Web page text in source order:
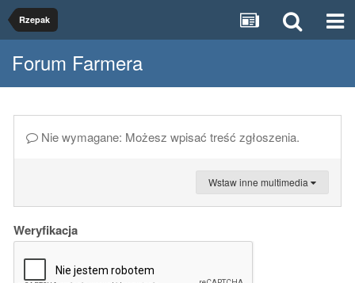
Rzepak
Forum Farmera
Nie wymagane: Możesz wpisać treść zgłoszenia.
Wstaw inne multimedia
Weryfikacja